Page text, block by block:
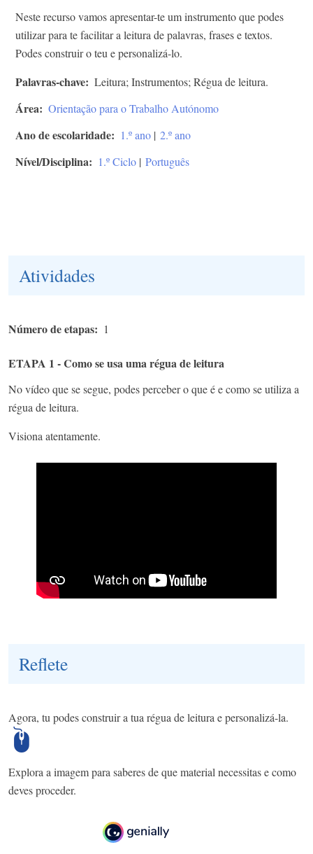
Neste recurso vamos apresentar-te um instrumento que podes
utilizar para te facilitar a leitura de palavras, frases e textos.
Podes construir o teu e personalizá-lo.
Palavras-chave Leitura; Instrumentos; Régua de leitura.
Área Orientação para o Trabalho Autónomo
Ano de escolaridade 1.º ano | 2.º ano
Nível/Disciplina 1.º Ciclo | Português
Atividades
Número de etapas 1
ETAPA 1 - Como se usa uma régua de leitura
No vídeo que se segue, podes perceber o que é e como se utiliza a
régua de leitura.
Visiona atentamente.
Reflete
Agora, tu podes construir a tua régua de leitura e personalizá-la.
Explora a imagem para saberes de que material necessitas e como
deves proceder.